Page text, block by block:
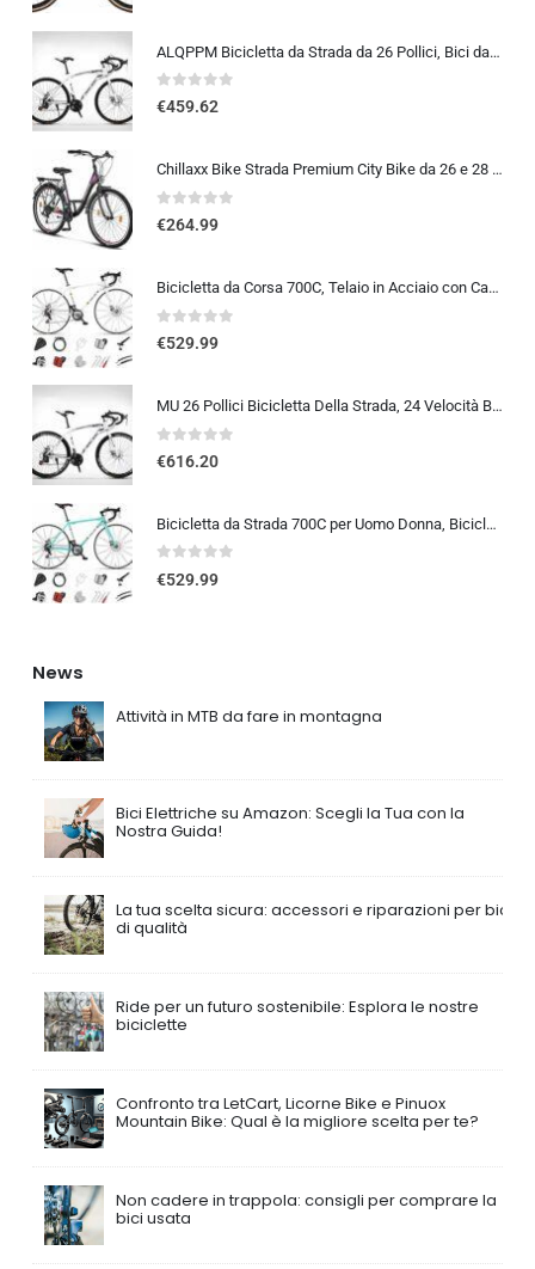
ALQPPM Bicicletta da Strada da 26 Pollici, Bici da 24 Velocità, Freno a Doppio Disco, Telaio in Acciaio ad Alto Tenore Di …
0out of 5
€459.62
Chillaxx Bike Strada Premium City Bike da 26 e 28 pollici, bicicletta per ragazze, ragazzi, uomini e donne, cambio a 21 ma…
0out of 5
€264.99
Bicicletta da Corsa 700C, Telaio in Acciaio con Cambio a 24/27/30 Marce, Bicicletta da Strada per Uomo Donna, Bici da Stra…
0out of 5
€529.99
MU 26 Pollici Bicicletta Della Strada, 24 Velocità Bici, Doppio Disco Freno, Acciaio Al Carbonio Telaio, Strada Biciclette…
0out of 5
€616.20
Bicicletta da Strada 700C per Uomo Donna, Bicicletta da Corsa con Freno a Disco 24/27/30 velocità, Telaio in Acciaio ad Al…
0out of 5
€529.99
News
Attività in MTB da fare in montagna
Bici Elettriche su Amazon: Scegli la Tua con la
Nostra Guida!
La tua scelta sicura: accessori e riparazioni per bici
di qualità
Ride per un futuro sostenibile: Esplora le nostre
biciclette
Confronto tra LetCart, Licorne Bike e Pinuox
Mountain Bike: Qual è la migliore scelta per te?
Non cadere in trappola: consigli per comprare la
bici usata